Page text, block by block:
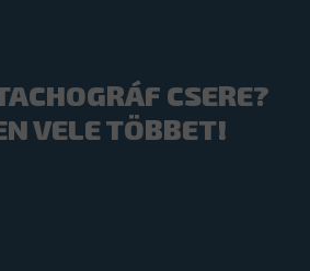
CSERE?
VELE TÖBBET!